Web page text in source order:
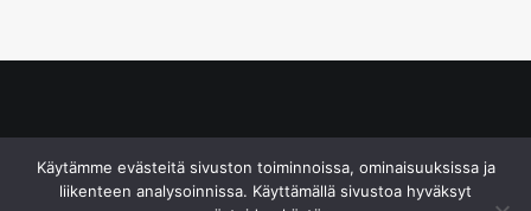
Käytämme evästeitä sivuston toiminnoissa, ominaisuuksissa ja
liikenteen analysoinnissa. Käyttämällä sivustoa hyväksyt